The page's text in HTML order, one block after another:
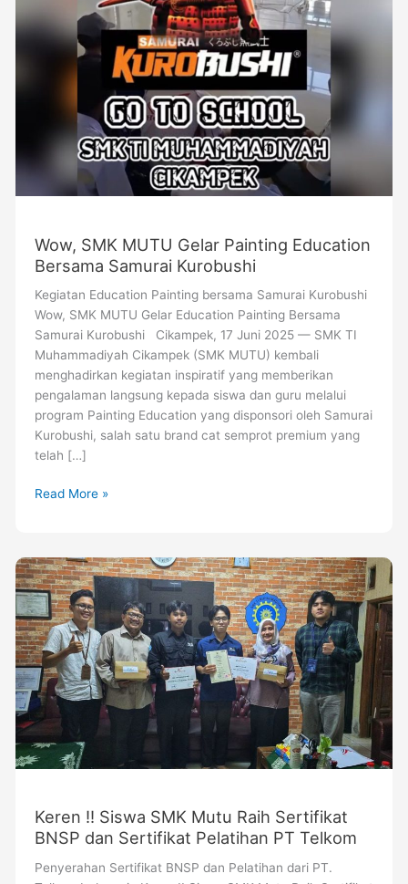
Wow, SMK MUTU Gelar Painting Education
Bersama Samurai Kurobushi
Kegiatan Education Painting bersama Samurai Kurobushi
Wow, SMK MUTU Gelar Education Painting Bersama
Samurai Kurobushi Cikampek, 17 Juni 2025 — SMK TI
Muhammadiyah Cikampek (SMK MUTU) kembali
menghadirkan kegiatan inspiratif yang memberikan
pengalaman langsung kepada siswa dan guru melalui
program Painting Education yang disponsori oleh Samurai
Kurobushi, salah satu brand cat semprot premium yang
telah […]
Read More »
Keren !! Siswa SMK Mutu Raih Sertifikat
BNSP dan Sertifikat Pelatihan PT Telkom
Penyerahan Sertifikat BNSP dan Pelatihan dari PT.
Keren
!!
Siswa
SMK
Mutu
Raih
Sertifikat
BNSP
dan
Sertifikat
Pelatihan
Telkom